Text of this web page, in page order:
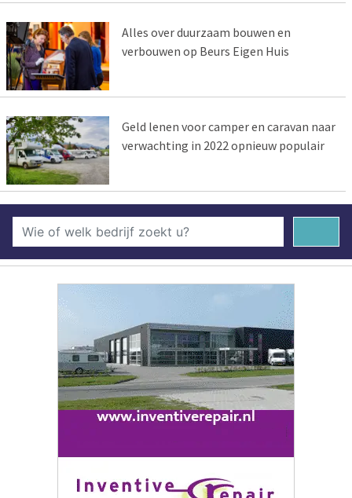
Alles over duurzaam bouwen en
verbouwen op Beurs Eigen Huis
Geld lenen voor camper en caravan naar
verwachting in 2022 opnieuw populair